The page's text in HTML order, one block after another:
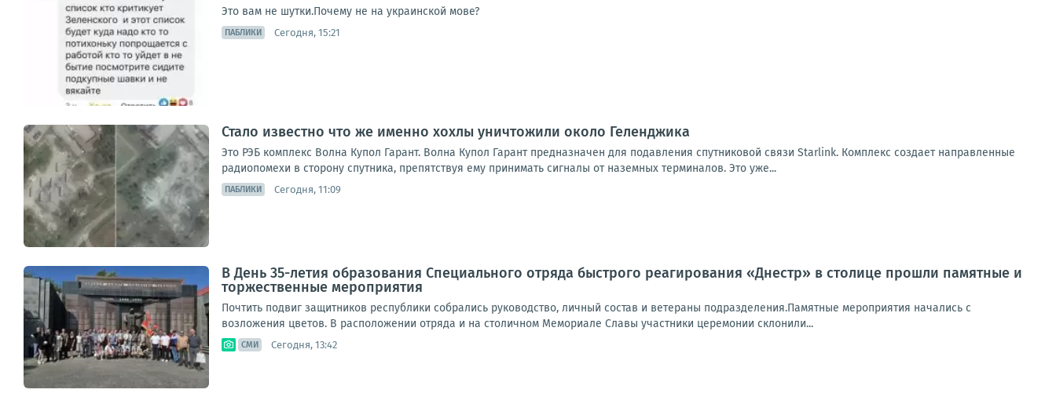
Это вам не шутки.Почему не на украинской мове?
ПАБЛИКИ Сегодня, 15:21
Стало известно что же именно хохлы уничтожили около Геленджика
Это РЭБ комплекс Волна Купол Гарант. Волна Купол Гарант предназначен для подавления спутниковой связи Starlink. Комплекс создает направленные
радиопомехи в сторону спутника, препятствуя ему принимать сигналы от наземных терминалов. Это уже...
ПАБЛИКИ Сегодня, 11:09
В День 35-летия образования Специального отряда быстрого реагирования «Днестр» в столице прошли памятные и
торжественные мероприятия
Почтить подвиг защитников республики собрались руководство, личный состав и ветераны подразделения.Памятные мероприятия начались с
возложения цветов. В расположении отряда и на столичном Мемориале Славы участники церемонии склонили...
СМИ Сегодня, 13:42